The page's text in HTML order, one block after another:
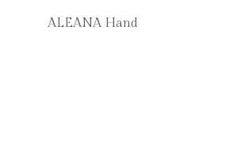
- Siisa罐裝色膠系列
G.Carousel工具周邊系列
ALEANA Hand